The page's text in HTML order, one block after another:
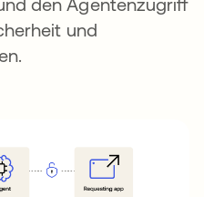
den Agentenzugriff
und